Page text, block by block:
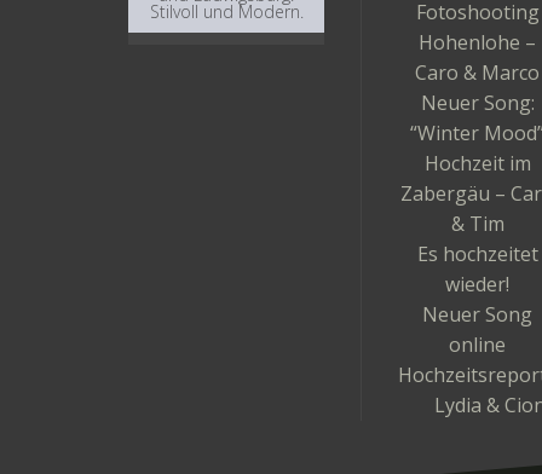
Stilvoll und Modern.
Fotoshooting
Hohenlohe –
Caro & Marco
Neuer Song:
“Winter
Hochzeit im
Zabergäu –
& Tim
Es hochzeitet
wieder!
Neuer Song
online
Lydia &